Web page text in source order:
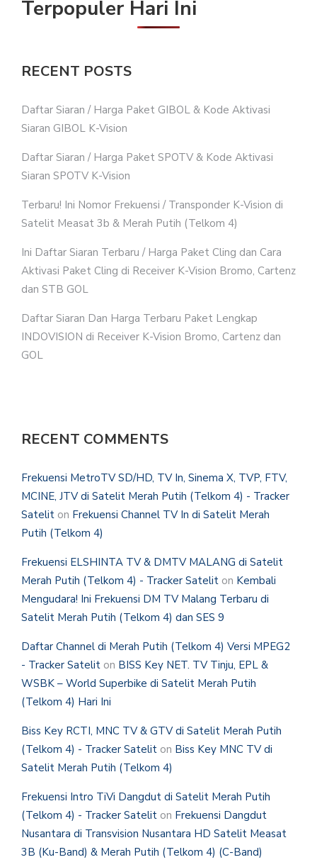
Terpopuler Hari Ini
RECENT POSTS
Daftar Siaran / Harga Paket GIBOL & Kode Aktivasi
Siaran GIBOL K-Vision
Daftar Siaran / Harga Paket SPOTV & Kode Aktivasi
Siaran SPOTV K-Vision
Terbaru! Ini Nomor Frekuensi / Transponder K-Vision di
Satelit Measat 3b & Merah Putih (Telkom 4)
Ini Daftar Siaran Terbaru / Harga Paket Cling dan Cara
Aktivasi Paket Cling di Receiver K-Vision Bromo, Cartenz
dan STB GOL
Daftar Siaran Dan Harga Terbaru Paket Lengkap
INDOVISION di Receiver K-Vision Bromo, Cartenz dan
GOL
RECENT COMMENTS
Frekuensi MetroTV SD/HD, TV In, Sinema X, TVP, FTV,
MCINE, JTV di Satelit Merah Putih (Telkom 4) - Tracker
Satelit on Frekuensi Channel TV In di Satelit Merah
Putih (Telkom 4)
Frekuensi ELSHINTA TV & DMTV MALANG di Satelit
Merah Putih (Telkom 4) - Tracker Satelit on Kembali
Mengudara! Ini Frekuensi DM TV Malang Terbaru di
Satelit Merah Putih (Telkom 4) dan SES 9
Daftar Channel di Merah Putih (Telkom 4) Versi MPEG2
- Tracker Satelit on BISS Key NET. TV Tinju, EPL &
WSBK – World Superbike di Satelit Merah Putih
(Telkom 4) Hari Ini
Biss Key RCTI, MNC TV & GTV di Satelit Merah Putih
(Telkom 4) - Tracker Satelit on Biss Key MNC TV di
Satelit Merah Putih (Telkom 4)
Frekuensi Intro TiVi Dangdut di Satelit Merah Putih
(Telkom 4) - Tracker Satelit on Frekuensi Dangdut
Nusantara di Transvision Nusantara HD Satelit Measat
3B (Ku-Band) & Merah Putih (Telkom 4) (C-Band)